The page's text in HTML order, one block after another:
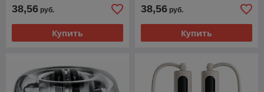
38,56 руб.
Купить
38,56 руб.
Купить